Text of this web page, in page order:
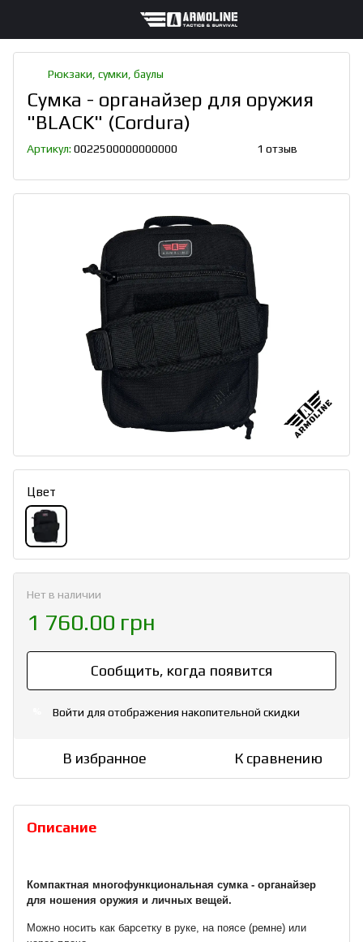
Рюкзаки, сумки, баулы
Сумка - органайзер для оружия
"BLACK" (Cordura)
Артикул: 0022500000000000 1 отзыв
Цвет
Нет в наличии
1 760.00 грн
Сообщить, когда появится
Войти для отображения накопительной скидки
В избранное К сравнению
Описание
Компактная многофункциональная сумка - органайзер
для ношения оружия и личных вещей.
Можно носить как барсетку в руке, на поясе (ремне) или